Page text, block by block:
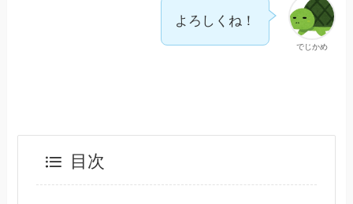
でじかめ
よろしくね！
目次